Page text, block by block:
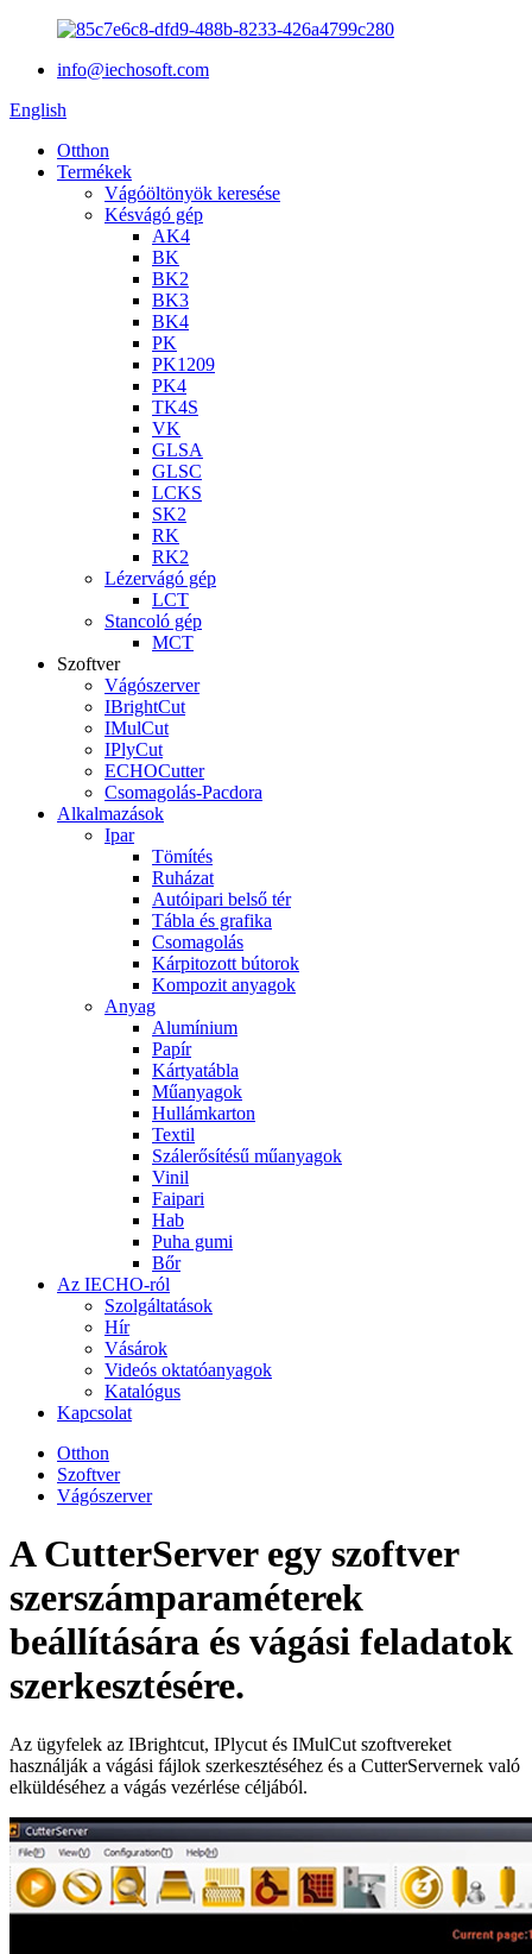
info@iechosoft.com
English
Otthon
Termékek
Vágóöltönyök keresése
Késvágó gép
AK4
BK
BK2
BK3
BK4
PK
PK1209
PK4
TK4S
VK
GLSA
GLSC
LCKS
SK2
RK
RK2
Lézervágó gép
LCT
Stancoló gép
MCT
Szoftver
Vágószerver
IBrightCut
IMulCut
IPlyCut
ECHOCutter
Csomagolás-Pacdora
Alkalmazások
Ipar
Tömítés
Ruházat
Autóipari belső tér
Tábla és grafika
Csomagolás
Kárpitozott bútorok
Kompozit anyagok
Anyag
Alumínium
Papír
Kártyatábla
Műanyagok
Hullámkarton
Textil
Szálerősítésű műanyagok
Vinil
Faipari
Hab
Puha gumi
Bőr
Az IECHO-ról
Szolgáltatások
Hír
Vásárok
Videós oktatóanyagok
Katalógus
Kapcsolat
Otthon
Szoftver
Vágószerver
A CutterServer egy szoftver
szerszámparaméterek
beállítására és vágási feladatok
szerkesztésére.
Az ügyfelek az IBrightcut, IPlycut és IMulCut szoftvereket
használják a vágási fájlok szerkesztéséhez és a CutterServernek való
elküldéséhez a vágás vezérlése céljából.